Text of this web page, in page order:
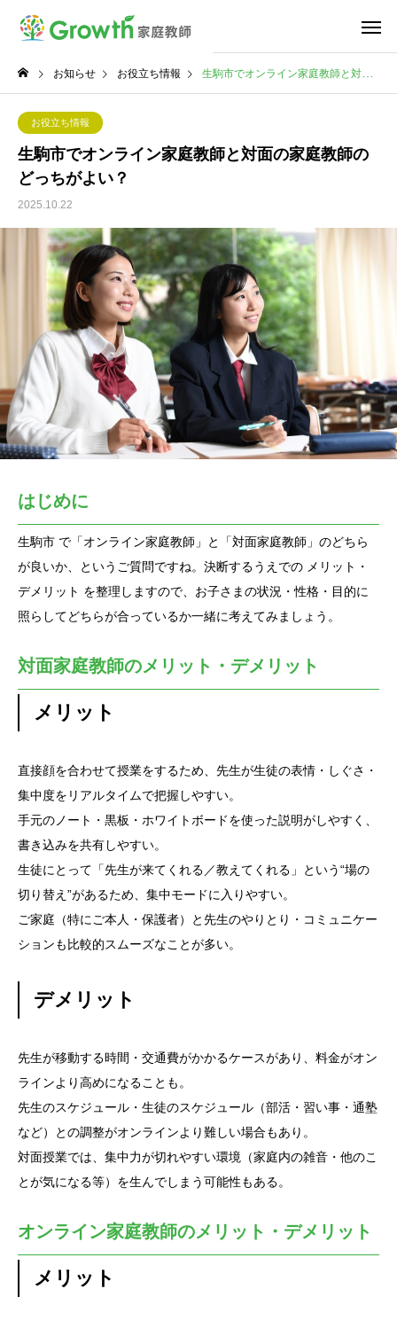
お知らせ お役立ち情報 生駒市でオンライン家庭教師と対面の家庭教師のどっちがよい？
お役立ち情報
生駒市でオンライン家庭教師と対面の家庭教師の
どっちがよい？
2025.10.22
はじめに
生駒市 で「オンライン家庭教師」と「対面家庭教師」のどちら
が良いか、というご質問ですね。決断するうえでの メリット・
デメリット を整理しますので、お子さまの状況・性格・目的に
照らしてどちらが合っているか一緒に考えてみましょう。
対面家庭教師のメリット・デメリット
メリット
直接顔を合わせて授業をするため、先生が生徒の表情・しぐさ・
集中度をリアルタイムで把握しやすい。
手元のノート・黒板・ホワイトボードを使った説明がしやすく、
書き込みを共有しやすい。
生徒にとって「先生が来てくれる／教えてくれる」という“場の
切り替え”があるため、集中モードに入りやすい。
ご家庭（特にご本人・保護者）と先生のやりとり・コミュニケー
ションも比較的スムーズなことが多い。
デメリット
先生が移動する時間・交通費がかかるケースがあり、料金がオン
ラインより高めになることも。
先生のスケジュール・生徒のスケジュール（部活・習い事・通塾
など）との調整がオンラインより難しい場合もあり。
対面授業では、集中力が切れやすい環境（家庭内の雑音・他のこ
とが気になる等）を生んでしまう可能性もある。
オンライン家庭教師のメリット・デメリット
メリット